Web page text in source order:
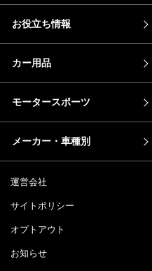
お役立ち情報
カー用品
モータースポーツ
メーカー・車種別
運営会社
サイトポリシー
オプトアウト
お知らせ